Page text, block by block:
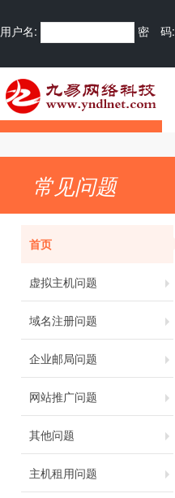
用户名: 密 码:
常见问题
首页
虚拟主机问题
域名注册问题
企业邮局问题
网站推广问题
其他问题
主机租用问题